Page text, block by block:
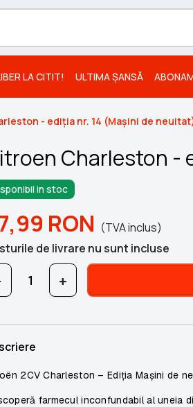
LA CITIT! ULTIMA ȘANSĂ
- ediția nr. 14 (Mașini de
Charleston -
in stoc
RON (TVA inclus)
de livrare nu sunt incluse
+
2CV Charleston – Ediția Mașini de
farmecul inconfundabil al uneia